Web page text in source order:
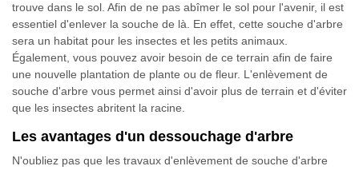
trouve dans le sol. Afin de ne pas abîmer le sol pour l'avenir, il est
essentiel d'enlever la souche de là. En effet, cette souche d'arbre
sera un habitat pour les insectes et les petits animaux.
Également, vous pouvez avoir besoin de ce terrain afin de faire
une nouvelle plantation de plante ou de fleur. L'enlèvement de
souche d'arbre vous permet ainsi d'avoir plus de terrain et d'éviter
que les insectes abritent la racine.
Les avantages d'un dessouchage d'arbre
N'oubliez pas que les travaux d'enlèvement de souche d'arbre